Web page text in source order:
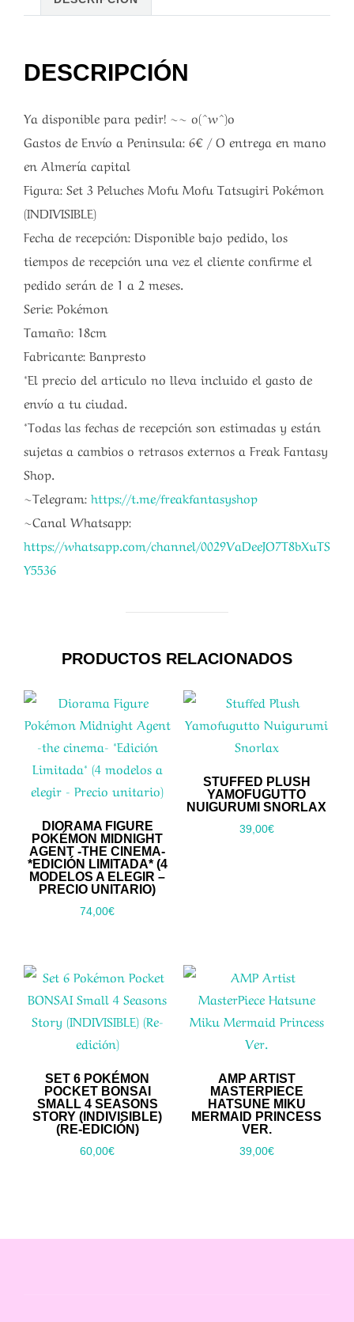
DESCRIPCIÓN
Ya disponible para pedir! ~~ o(^w^)o
Gastos de Envío a Peninsula: 6€ / O entrega en mano
en Almería capital
Figura: Set 3 Peluches Mofu Mofu Tatsugiri Pokémon
(INDIVISIBLE)
Fecha de recepción: Disponible bajo pedido, los
tiempos de recepción una vez el cliente confirme el
pedido serán de 1 a 2 meses.
Serie: Pokémon
Tamaño: 18cm
Fabricante: Banpresto
*El precio del articulo no lleva incluido el gasto de
envío a tu ciudad.
*Todas las fechas de recepción son estimadas y están
sujetas a cambios o retrasos externos a Freak Fantasy
Shop.
~Telegram: https://t.me/freakfantasyshop
~Canal Whatsapp:
https://whatsapp.com/channel/0029VaDeeJO7T8bXuTS
Y5536
PRODUCTOS RELACIONADOS
DIORAMA FIGURE
POKÉMON MIDNIGHT
AGENT -THE CINEMA-
*EDICIÓN LIMITADA* (4
MODELOS A ELEGIR –
PRECIO UNITARIO)
74,00€
STUFFED PLUSH
YAMOFUGUTTO
NUIGURUMI SNORLAX
39,00€
SET 6 POKÉMON
POCKET BONSAI
SMALL 4 SEASONS
STORY (INDIVISIBLE)
(RE-EDICIÓN)
60,00€
AMP ARTIST
MASTERPIECE
HATSUNE MIKU
MERMAID PRINCESS
VER.
39,00€